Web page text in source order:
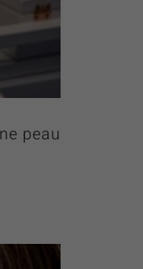
peau